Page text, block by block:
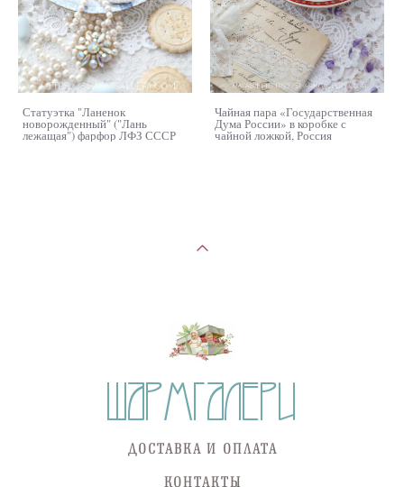
Статуэтка "Ланенок
новорожденный" ("Лань
лежащая") фарфор ЛФЗ СССР
Чайная пара «Государственная
Дума России» в коробке с
чайной ложкой, Россия
ДОСТАВКА И ОПЛАТА
КОНТАКТЫ